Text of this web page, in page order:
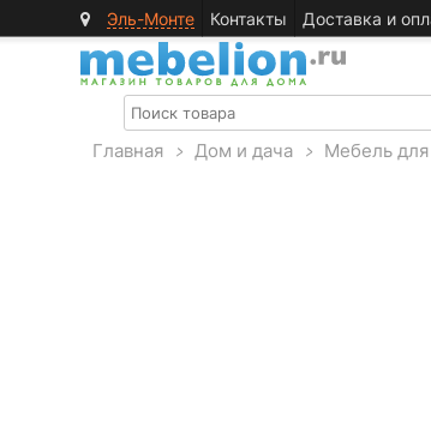
Эль-Монте Контакты Доставка и
Главная > Дом и дача > Мебель для